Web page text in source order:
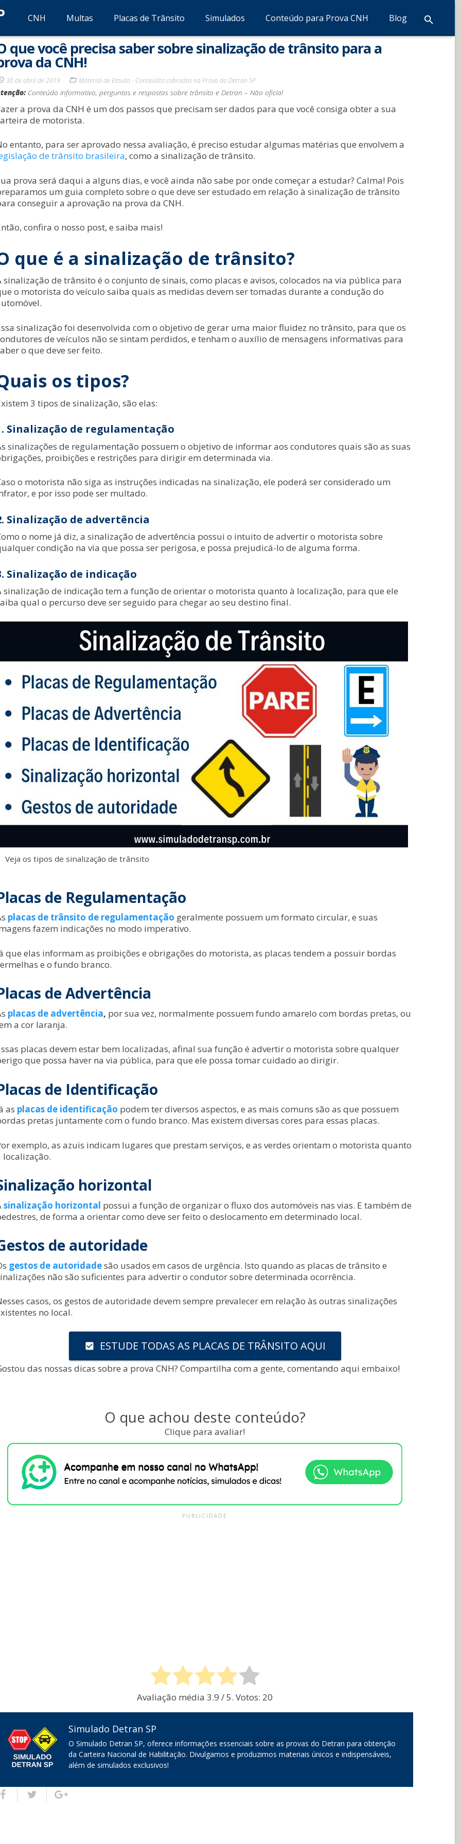
CNH Multas Placas de Trânsito Simulados Conteúdo para Prova CNH Blog
que você precisa saber sobre sinalização de trânsito para a
da CNH!
30 de abril de 2019 Material de Estudo - Conteúdos cobrados na Prova do Detran SP
Conteúdo informativo, perguntas e respostas sobre trânsito e Detran – Não oficial
a prova da CNH é um dos passos que precisam ser dados para que você consiga obter a sua
de motorista.
entanto, para ser aprovado nessa avaliação, é preciso estudar algumas matérias que envolvem a
de trânsito brasileira, como a sinalização de trânsito.
prova será daqui a alguns dias, e você ainda não sabe por onde começar a estudar? Calma! Pois
um guia completo sobre o que deve ser estudado em relação à sinalização de trânsito
conseguir a aprovação na prova da CNH.
confira o nosso post, e saiba mais!
que é a sinalização de trânsito?
sinalização de trânsito é o conjunto de sinais, como placas e avisos, colocados na via pública para
o motorista do veículo saiba quais as medidas devem ser tomadas durante a condução do
sinalização foi desenvolvida com o objetivo de gerar uma maior fluidez no trânsito, para que os
de veículos não se sintam perdidos, e tenham o auxílio de mensagens informativas para
o que deve ser feito.
os tipos?
3 tipos de sinalização, são elas:
Sinalização de regulamentação
sinalizações de regulamentação possuem o objetivo de informar aos condutores quais são as suas
proibições e restrições para dirigir em determinada via.
o motorista não siga as instruções indicadas na sinalização, ele poderá ser considerado um
e por isso pode ser multado.
Sinalização de advertência
o nome já diz, a sinalização de advertência possui o intuito de advertir o motorista sobre
condição na via que possa ser perigosa, e possa prejudicá-lo de alguma forma.
Sinalização de indicação
sinalização de indicação tem a função de orientar o motorista quanto à localização, para que ele
qual o percurso deve ser seguido para chegar ao seu destino final.
Veja os tipos de sinalização de trânsito
de Regulamentação
placas de trânsito de regulamentação geralmente possuem um formato circular, e suas
fazem indicações no modo imperativo.
que elas informam as proibições e obrigações do motorista, as placas tendem a possuir bordas
e o fundo branco.
de Advertência
placas de advertência, por sua vez, normalmente possuem fundo amarelo com bordas pretas, ou
a cor laranja.
placas devem estar bem localizadas, afinal sua função é advertir o motorista sobre qualquer
que possa haver na via pública, para que ele possa tomar cuidado ao dirigir.
de Identificação
as placas de identificação podem ter diversos aspectos, e as mais comuns são as que possuem
pretas juntamente com o fundo branco. Mas existem diversas cores para essas placas.
exemplo, as azuis indicam lugares que prestam serviços, e as verdes orientam o motorista quanto
localização.
horizontal
sinalização horizontal possui a função de organizar o fluxo dos automóveis nas vias. E também de
de forma a orientar como deve ser feito o deslocamento em determinado local.
de autoridade
gestos de autoridadesão usados em casos de urgência. Isto quando as placas de trânsito e
não são suficientes para advertir o condutor sobre determinada ocorrência.
casos, os gestos de autoridade devem sempre prevalecer em relação às outras sinalizações
no local.
check_box ESTUDE TODAS AS PLACAS DE TRÂNSITO AQUI
das nossas dicas sobre a prova CNH? Compartilha com a gente, comentando aqui embaixo!
O que achou deste conteúdo?
Clique para avaliar!
PUBLICIDADE
Avaliação média 3.9 / 5. Votos: 20
Simulado Detran SP
O Simulado Detran SP, oferece informações essenciais sobre as provas do Detran para obtenção
da Carteira Nacional de Habilitação. Divulgamos e produzimos materiais únicos e indispensáveis,
além de simulados exclusivos!